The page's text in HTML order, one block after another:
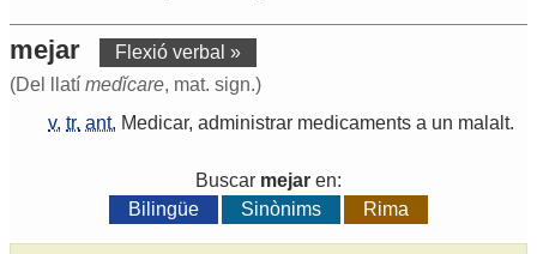
mejar
Flexió verbal »
(Del llatí medĭcare, mat. sign.)
v. tr. ant. Medicar, administrar medicaments a un malalt.
Buscar mejar en:
Bilingüe
Sinònims Rima